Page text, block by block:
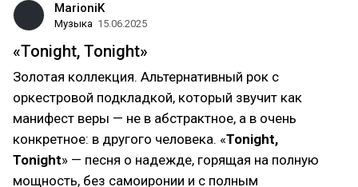
MarioniK
Музыка 15.06.2025
«Tonight, Tonight»
Золотая коллекция. Альтернативный рок с
оркестровой подкладкой, который звучит как
манифест веры — не в абстрактное, а в очень
конкретное: в другого человека. «Tonight,
Tonight» — песня о надежде, горящая на полную
мощность, без самоиронии и с полным